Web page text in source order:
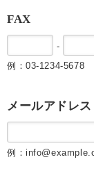
FAX
-
例：03-1234-5678
メールアドレス
例：